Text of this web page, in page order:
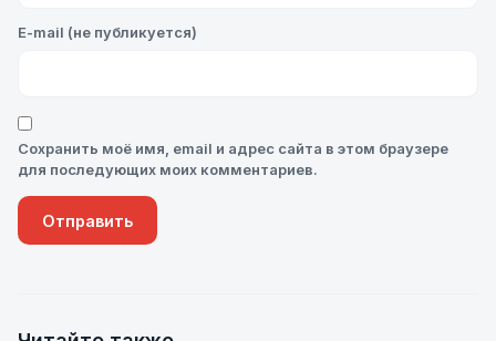
E-mail (не публикуется)
Сохранить моё имя, email и адрес сайта в этом браузере
для последующих моих комментариев.